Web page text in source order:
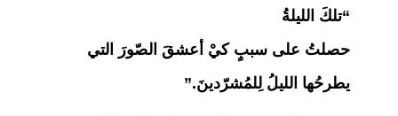
“تلكَ الليلةُ
حصلتُ على سببٍ كيْ أعشقَ الصّورَ التي
يطرحُها الليلُ لِلمُشرّدينَ.”